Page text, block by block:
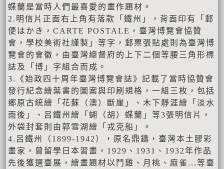
蝶蘭是當時人們最喜愛的畫作題材。
2.明信片正面右上角有落款「鐵州」，背面印有「郵
便はかき，CARTE POSTALE，臺灣博覽會協贊
會，學校美術社謹製」等字，郵票張貼處則為臺灣博
覽會的會徽，由臺灣總督府的上下二個等腰三角形標
誌及「博」字組合而成。
3.《始政四十周年臺灣博覽會誌》記載了當時協贊會
發行紀念繪葉書的圖案與印刷規格，一組三枚，包括
鄉原古統繪「花蘇（澳）斷崖」、木下靜涯繪「淡水
雨後」、呂鐵州繪「蝴（胡）蝶蘭」等3張明信片，
外袋封套則由郭雪湖繪「戎克船」。
4.呂鐵州（1899-1942），原名鼎鑄，臺灣本土膠彩
畫家，曾留學日本習畫，1929、1931、1932年作品
先後獲選臺展，繪畫題材以鬥雞、月桃、麻雀...等臺